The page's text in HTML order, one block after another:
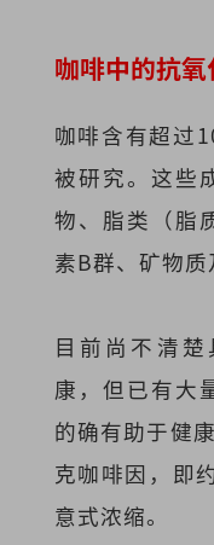
咖啡中的抗
咖啡含有超过
被研究。这些
物、脂类（脂
素B群、矿物质
目前尚不清
康，但已有大
的确有助于健
克咖啡因，即
意式浓缩。